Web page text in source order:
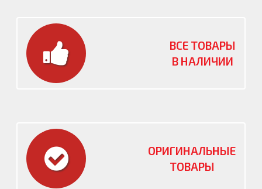
ВСЕ ТОВАРЫ
В НАЛИЧИИ
ОРИГИНАЛЬНЫЕ
ТОВАРЫ